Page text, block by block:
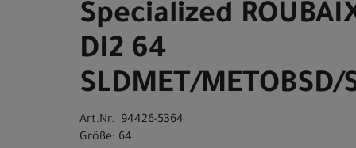
Specialized
DI2 64
SLDMET/METOBSD/
Art.Nr. 94426-5364
Größe: 64